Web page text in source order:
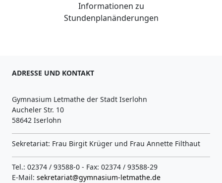
Informationen zu
Stundenplanänderungen
ADRESSE UND KONTAKT
Gymnasium Letmathe der Stadt Iserlohn
Aucheler Str. 10
58642 Iserlohn
Sekretariat: Frau Birgit Krüger und Frau Annette Filthaut
Tel.: 02374 / 93588-0 - Fax: 02374 / 93588-29
E-Mail: sekretariat@gymnasium-letmathe.de